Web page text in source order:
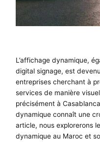
L’affichage dynamique,
digital signage, est
entreprises cherchant à
services de manière
précisément à
dynamique connaît une
article, nous explorerons
dynamique au Maroc et